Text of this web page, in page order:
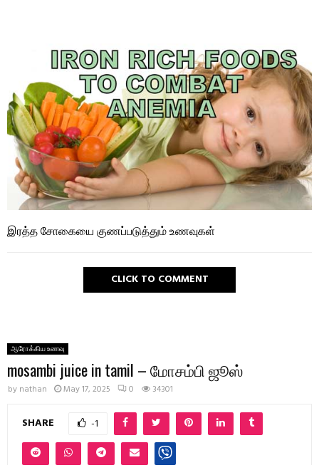
இரத்த சோகையை குணப்படுத்தும் உணவுகள்
CLICK TO COMMENT
ஆரோக்கிய உணவு
mosambi juice in tamil – மோசம்பி ஜூஸ்
by nathan May 17, 2025 0 34301
SHARE -1